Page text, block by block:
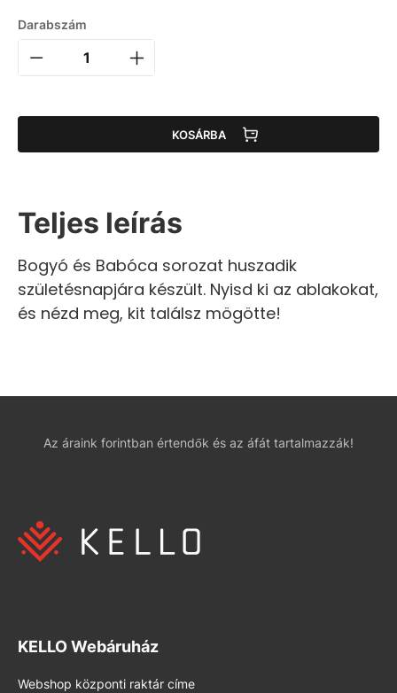
Darabszám
KOSÁRBA
Teljes leírás
Bogyó és Babóca sorozat huszadik
születésnapjára készült. Nyisd ki az ablakokat,
és nézd meg, kit találsz mögötte!
Az áraink forintban értendők és az áfát tartalmazzák!
KELLO Webáruház
Webshop központi raktár címe